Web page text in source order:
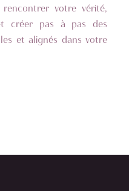
votre vérité,
créer pas à pas des
et alignés dans votre